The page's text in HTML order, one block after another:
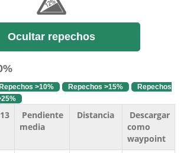
Ocultar repechos
Repechos >10% Repechos >15%
Repechos
Pendiente
media
Distancia
Descargar
como
waypoint